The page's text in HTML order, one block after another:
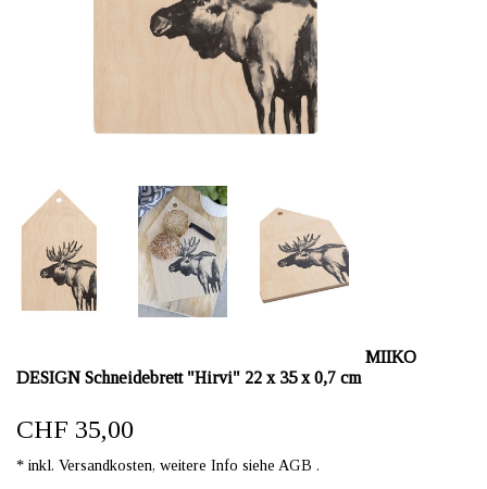
MIIKO
DESIGN Schneidebrett "Hirvi" 22 x 35 x 0,7 cm
CHF 35,00
* inkl. Versandkosten, weitere Info siehe AGB .